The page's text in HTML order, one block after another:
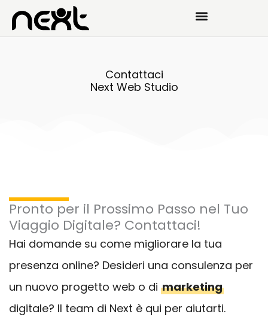
Vai
Contattaci
Next Web Studio
Pronto per il Prossimo Passo nel Tuo
Viaggio Digitale? Contattaci!
Hai domande su come migliorare la tua
presenza online? Desideri una consulenza per
un nuovo progetto web o di marketing
digitale? Il team di Next è qui per aiutarti.